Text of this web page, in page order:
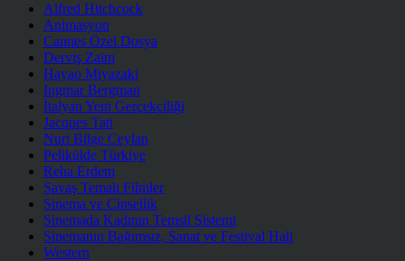
Alfred Hitchcock
Animasyon
Cannes Özel Dosya
Derviş Zaim
Hayao Miyazaki
Ingmar Bergman
İtalyan Yeni Gerçekçiliği
Jacques Tati
Nuri Bilge Ceylan
Pelikülde Türkiye
Reha Erdem
Savaş Temalı Filmler
Sinema ve Cinsellik
Sinemada Kadının Temsil Sistemi
Sinemanın Bağımsız, Sanat ve Festival Hali
Western